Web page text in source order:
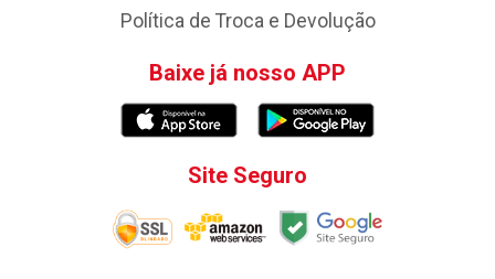
Política de Troca e Devolução
Baixe já nosso APP
Site Seguro